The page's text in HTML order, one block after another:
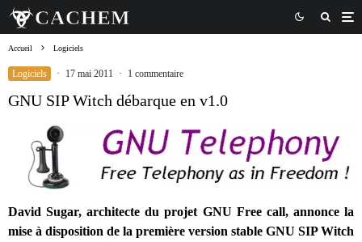
Accueil Logiciels
Logiciels · 17 mai 2011 · 1 commentaire
GNU SIP Witch débarque en v1.0
David Sugar, architecte du projet GNU Free call, annonce la
mise à disposition de la première version stable GNU SIP Witch